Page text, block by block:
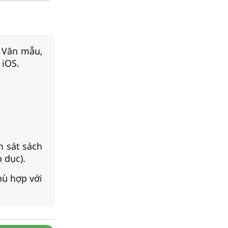
mẫu,
sát sách
dục).
hợp với